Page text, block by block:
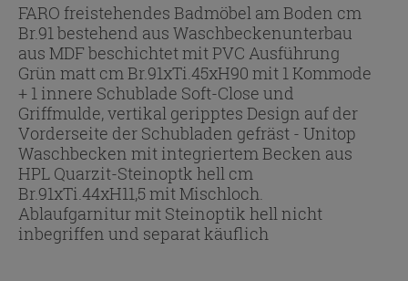
FARO freistehendes Badmöbel am Boden cm
Br.91 bestehend aus Waschbeckenunterbau
aus MDF beschichtet mit PVC Ausführung
Grün matt cm Br.91xTi.45xH90 mit 1 Kommode
+ 1 innere Schublade Soft-Close und
Griffmulde, vertikal geripptes Design auf der
Vorderseite der Schubladen gefräst - Unitop
Waschbecken mit integriertem Becken aus
HPL Quarzit-Steinoptk hell cm
Br.91xTi.44xH11,5 mit Mischloch.
Ablaufgarnitur mit Steinoptik hell nicht
inbegriffen und separat käuflich